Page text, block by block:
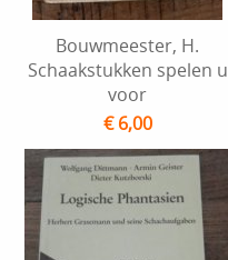
Bouwmeester, H.
Schaakstukken spelen u
voor
€ 6,00